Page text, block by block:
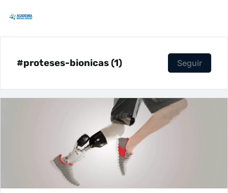
#proteses-bionicas (1) Seguir